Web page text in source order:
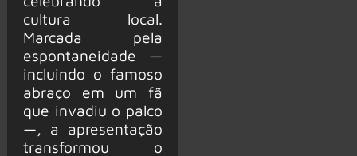
cultura local.
Marcada pela
espontaneidade —
incluindo o famoso
abraço em um fã
que invadiu o palco
—, a apresentação
transformou o